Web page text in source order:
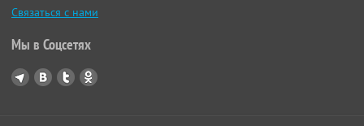
Связаться с нами
Мы в Соцсетях